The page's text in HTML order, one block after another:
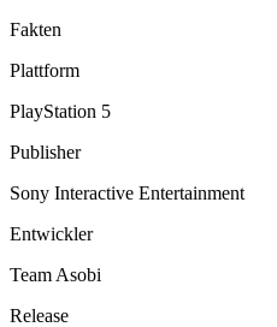
Fakten
Plattform
PlayStation 5
Publisher
Sony Interactive Entertainment
Entwickler
Team Asobi
Release